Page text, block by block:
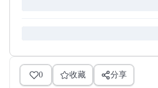
0 收藏 分享